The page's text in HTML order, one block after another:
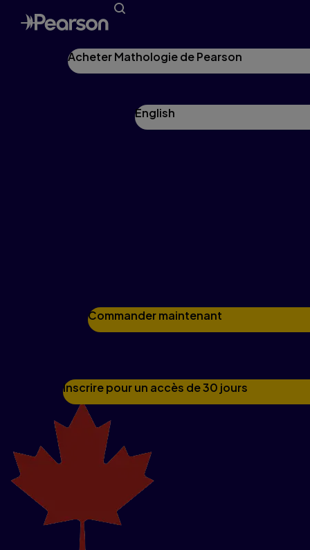
Acheter Mathologie de Pearson
English
Commander maintenant
Inscrire pour un accès de 30 jours